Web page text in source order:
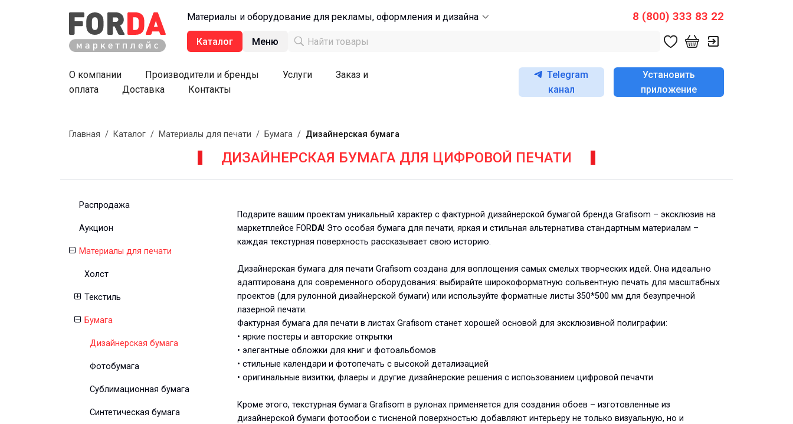
Материалы и оборудование для рекламы, оформления и дизайна 8 (800) 333 83 22
Каталог Меню
О компании Производители и бренды Услуги
Заказ и
оплата
Доставка Контакты
Telegram
канал
Установить
приложение
Главная / Каталог / Материалы для печати / Бумага / Дизайнерская бумага
ДИЗАЙНЕРСКАЯ БУМАГА ДЛЯ ЦИФРОВОЙ ПЕЧАТИ
Распродажа
Аукцион
Материалы для печати
Холст
Текстиль
Бумага
Дизайнерская бумага
Фотобумага
Сублимационная бумага
Синтетическая бумага
Подарите вашим проектам уникальный характер с фактурной дизайнерской бумагой бренда Grafisom – эксклюзив на
маркетплейсе FORDA! Это особая бумага для печати, яркая и стильная альтернатива стандартным материалам –
каждая текстурная поверхность рассказывает свою историю.
Дизайнерская бумага для печати Grafisom создана для воплощения самых смелых творческих идей. Она идеально
адаптирована для современного оборудования: выбирайте широкоформатную сольвентную печать для масштабных
проектов (для рулонной дизайнерской бумаги) или используйте форматные листы 350*500 мм для безупречной
лазерной печати.
Фактурная бумага для печати в листах Grafisom станет хорошей основой для эксклюзивной полиграфии:
• яркие постеры и авторские открытки
• элегантные обложки для книг и фотоальбомов
• стильные календари и фотопечать с высокой детализацией
• оригинальные визитки, флаеры и другие дизайнерские решения с испоьзованием цифровой печачти
Кроме этого, текстурная бумага Grafisom в рулонах применяется для создания обоев – изготовленные из
дизайнерской бумаги фотообои с тисненой поверхностью добавляют интерьеру не только визуальную, но и